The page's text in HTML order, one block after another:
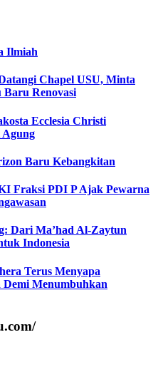
Ilmiah
Chapel USU, Minta
Baru Renovasi
Ecclesia Christi
Agung
Baru Kebangkitan
Fraksi PDI P Ajak Pewarna
Dari Ma’had Al-Zaytun
Indonesia
Terus Menyapa
Demi Menumbuhkan